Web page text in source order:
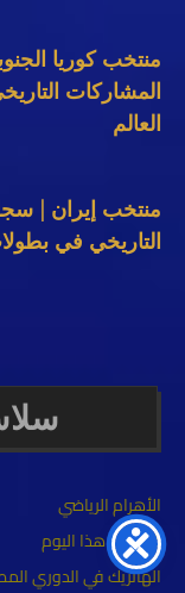
منتخب كوريا
المشاركات
العالم
منتخب إيران |
التاريخي في
الأهرام الرياضي
في مثل هذا اليوم
الهاتريك في الدوري